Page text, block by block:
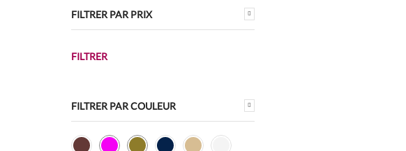
FILTRER PAR PRIX
FILTRER
FILTRER PAR COULEUR